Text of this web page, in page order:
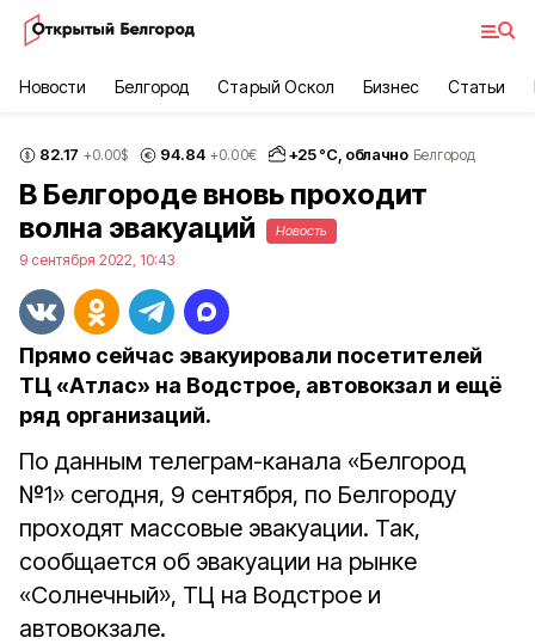
Новости Белгород Старый Оскол Бизнес Статьи
82.17 +0.00$ 94.84 +0.00€ +25°С, облачно Белгород
В Белгороде вновь проходит
волна эвакуаций
Новость
9 сентября 2022, 10:43
Прямо сейчас эвакуировали посетителей
ТЦ «Атлас» на Водстрое, автовокзал и ещё
ряд организаций.
По данным телеграм-канала «Белгород
№1» сегодня, 9 сентября, по Белгороду
проходят массовые эвакуации. Так,
сообщается об эвакуации на рынке
«Солнечный», ТЦ на Водстрое и
автовокзале.